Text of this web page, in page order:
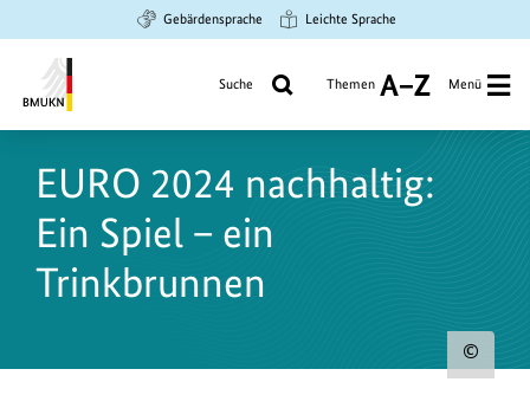
Hauptinhalt
springen
Suche
springen
Hauptnavigation
springen
Gebärdensprache Leichte Sprache
Umwelt,
Naturschutz
und
nukleare
Suche Themen
A
Z
Menü
EURO 2024 nachhaltig:
Ein Spiel – ein
Trinkbrunnen